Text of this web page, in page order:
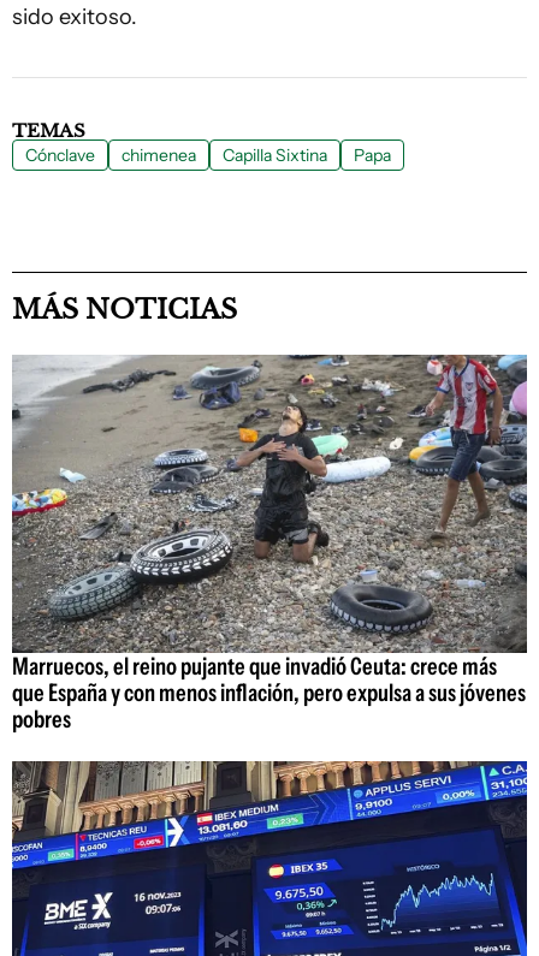
sido exitoso.
TEMAS
Cónclave chimenea Capilla Sixtina Papa
MÁS NOTICIAS
Marruecos, el reino pujante que invadió Ceuta: crece más
que España y con menos inflación, pero expulsa a sus jóvenes
pobres